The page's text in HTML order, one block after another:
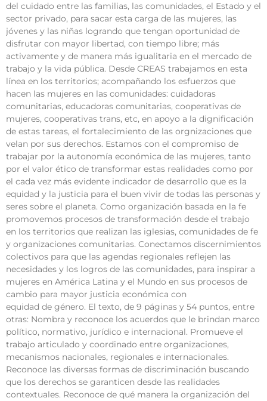
del cuidado entre las familias, las comunidades, el Estado y el
sector privado, para sacar esta carga de las mujeres, las
jóvenes y las niñas logrando que tengan oportunidad de
disfrutar con mayor libertad, con tiempo libre; más
activamente y de manera más igualitaria en el mercado de
trabajo y la vida pública. Desde CREAS trabajamos en esta
línea en los territorios; acompañando los esfuerzos que
hacen las mujeres en las comunidades: cuidadoras
comunitarias, educadoras comunitarias, cooperativas de
mujeres, cooperativas trans, etc, en apoyo a la dignificación
de estas tareas, el fortalecimiento de las orgnizaciones que
velan por sus derechos. Estamos con el compromiso de
trabajar por la autonomía económica de las mujeres, tanto
por el valor ético de transformar estas realidades como por
el cada vez más evidente indicador de desarrollo que es la
equidad y la justicia para el buen vivir de todas las personas y
seres sobre el planeta. Como organización basada en la fe
promovemos procesos de transformación desde el trabajo
en los territorios que realizan las iglesias, comunidades de fe
y organizaciones comunitarias. Conectamos discernimientos
colectivos para que las agendas regionales reflejen las
necesidades y los logros de las comunidades, para inspirar a
mujeres en América Latina y el Mundo en sus procesos de
cambio para mayor justicia económica con
equidad de género. El texto, de 9 páginas y 54 puntos, entre
otras: Nombra y reconoce los acuerdos que le brindan marco
político, normativo, jurídico e internacional. Promueve el
trabajo articulado y coordinado entre organizaciones,
mecanismos nacionales, regionales e internacionales.
Reconoce las diversas formas de discriminación buscando
que los derechos se garanticen desde las realidades
contextuales. Reconoce de qué manera la organización del